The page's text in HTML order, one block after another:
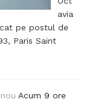
avia
pe postul de
Paris Saint
Acum 9 ore